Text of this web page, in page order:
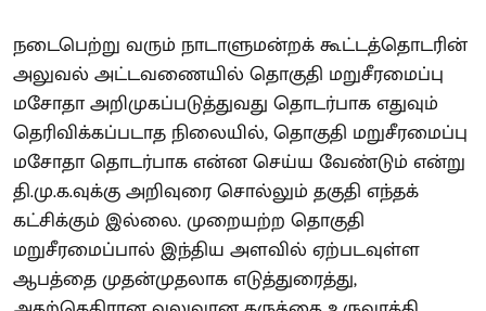
நடைபெற்று வரும் நாடாளுமன்றக் கூட்டத்தொடரின்
அலுவல் அட்டவணையில் தொகுதி மறுசீரமைப்பு
மசோதா அறிமுகப்படுத்துவது தொடர்பாக எதுவும்
தெரிவிக்கப்படாத நிலையில், தொகுதி மறுசீரமைப்பு
மசோதா தொடர்பாக என்ன செய்ய வேண்டும் என்று
தி.மு.க.வுக்கு அறிவுரை சொல்லும் தகுதி எந்தக்
கட்சிக்கும் இல்லை. முறையற்ற தொகுதி
மறுசீரமைப்பால் இந்திய அளவில் ஏற்படவுள்ள
ஆபத்தை முதன்முதலாக எடுத்துரைத்து,